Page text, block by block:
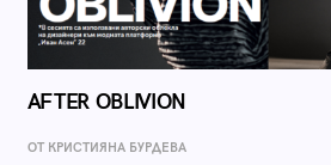
AFTER OBLIVION
ОТ КРИСТИЯНА БУРДЕВА